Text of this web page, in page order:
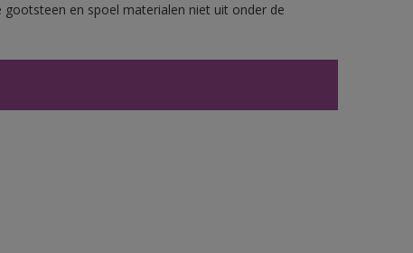
en spoel materialen niet uit onder de